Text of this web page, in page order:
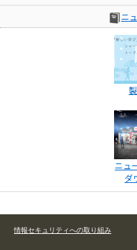
ニ
ニュ
ダ
情報セキュリティへの取り組み